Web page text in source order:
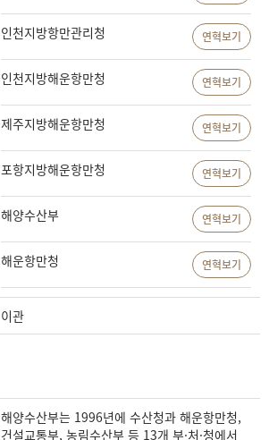
인천지방항만관리청 연혁보기
인천지방해운항만청 연혁보기
제주지방해운항만청 연혁보기
포항지방해운항만청 연혁보기
해양수산부 연혁보기
해운항만청 연혁보기
이관
해양수산부는 1996년에 수산청과 해운항만청,
건설교통부, 농림수산부 등 13개 부·처·청에서